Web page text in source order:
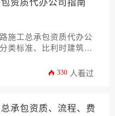
资质代办公司指南
施工总承包资质代办公
类标准、比利时建筑施
质诊断到长期维护的全
330 人看过
承包资质、流程、费